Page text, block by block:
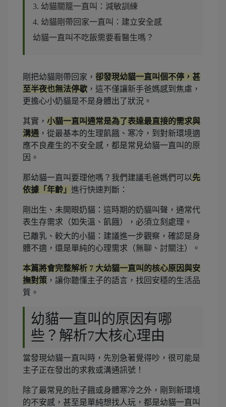
3. 幼貓關籠一直叫：減敏訓練
4. 幼貓剛帶回家一直叫：建立安全感
幼貓一直叫不吃飯需要看醫生嗎？
剛把幼貓剛帶回家， 卻發現幼貓一直叫個不停，甚
至半夜也無法停歇 ，這不僅讓新手爸媽感到焦慮，
更擔心小奶貓是不是身體出了狀況。
其實， 小貓一直叫通常是為了表達最直接的需求與
溝通 ，從最基本的生理飢餓、寒冷，到對新環境適
應不良產生的不安全感，都是常見幼貓一直叫的原
因。
那幼貓一直叫要理他嗎？我們建議毛爸媽們可以先
依據「年齡」 進行快速判斷：
剛出生、未開眼奶貓：這時期的奶貓叫聲，通常代
表生存需求（如失溫、飢餓），必須立刻處理。
已離乳、較大的小貓：建議進一步觀察，確認是身
體不適，還是單純的心理需求（無聊、討關注）。
本篇將會完整解析 7 大幼貓一直叫的核心原因與安
撫對策 ，讓你聽懂主子的語言，找回安穩的生活品
質。
幼貓一直叫的原因有哪
些？解析7大核心理由
當發現幼貓一直叫時，先別急著覺得吵，很可能是
主子正在發出的求救或溝通訊號！
除了最常見的肚子餓或身體寒冷之外，剛到新環境
的不安感，甚至是單純想找人玩，都是幼貓一直叫